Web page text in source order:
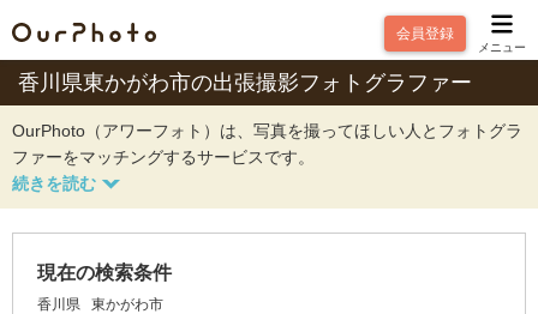
会員登録
メニュー
香川県東かがわ市の出張撮影フォトグラファー
OurPhoto（アワーフォト）は、写真を撮ってほしい人とフォトグラ
ファーをマッチングするサービスです。
現在の検索条件
香川県 東かがわ市